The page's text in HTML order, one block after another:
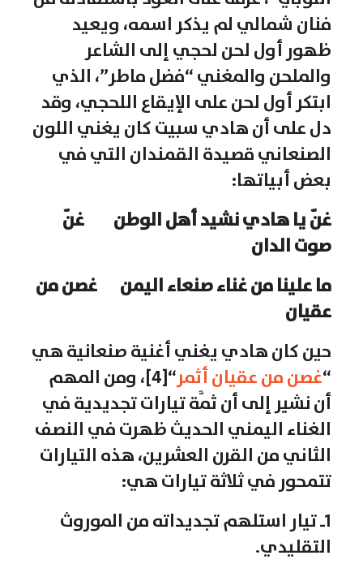
فنان شمالي لم يذكر اسمه، ويعيد
ظهور أول لحن لحجي إلى الشاعر
والملحن والمغني “فضل ماطر”، الذي
ابتكر أول لحن على الإيقاع اللحجي، وقد
دل على أن هادي سبيت كان يغني اللون
الصنعاني قصيدة القمندان التي في
بعض أبياتها:
غنّ يا هادي نشيد أهل الوطن غنّ
صوت الدان
ما علينا من غناء صنعاء اليمن غصن من
عقيان
حين كان هادي يغني أغنية صنعانية هي
“غصن من عقيان أثمر
“[4]، ومن المهم
أن نشير إلى أن ثمَّة تيارات تجديدية في
الغناء اليمني الحديث ظهرت في النصف
الثاني من القرن العشرين، هذه التيارات
تتمحور في ثلاثة تيارات هي:
1ـ تيار استلهم تجديداته من الموروث
التقليدي.